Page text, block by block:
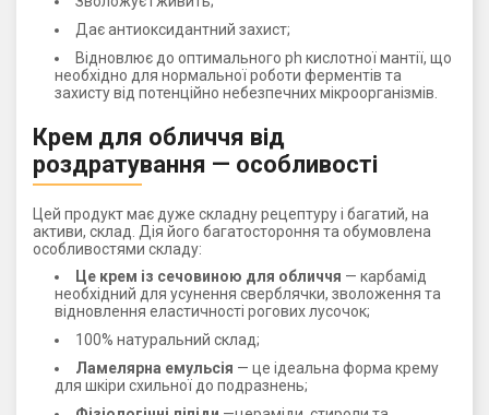
Дає антиоксидантний захист;
Відновлює до оптимального ph кислотної мантії, що
необхідно для нормальної роботи ферментів та
захисту від потенційно небезпечних мікроорганізмів.
Крем для обличчя від
роздратування — особливості
Цей продукт має дуже складну рецептуру і багатий, на
активи, склад. Дія його багатостороння та обумовлена
особливостями складу:
Це крем із сечовиною для обличчя — карбамід
необхідний для усунення сверблячки, зволоження та
відновлення еластичності рогових лусочок;
100% натуральний склад;
Ламелярна емульсія — це ідеальна форма крему
для шкіри схильної до подразнень;